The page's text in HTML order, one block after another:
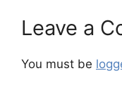
Leave a
You must be